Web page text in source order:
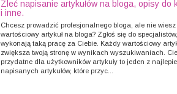
Zleć napisanie artykułów na bloga, opisy do
i inne.
Chcesz prowadzić profesjonalnego bloga, ale nie
wartościowy artykuł na bloga? Zgłoś się do
wykonają taką pracę za Ciebie. Każdy wartościowy
zwiększa twoją stronę w wynikach wyszukiwaniach.
przydatne dla użytkowników artykuły to jeden z
napisanych artykułów, które przyc...